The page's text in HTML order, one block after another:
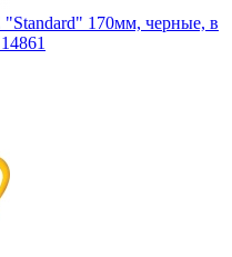
170мм, черные, в